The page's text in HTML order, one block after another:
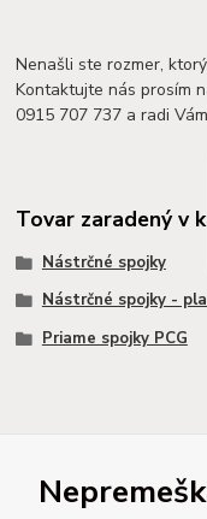
Nenašli ste rozmer,
Kontaktujte nás prosím
0915 707 737 a radi
Tovar zaradený v
Nástrčné spojky
Nástrčné spojky -
Priame spojky PCG